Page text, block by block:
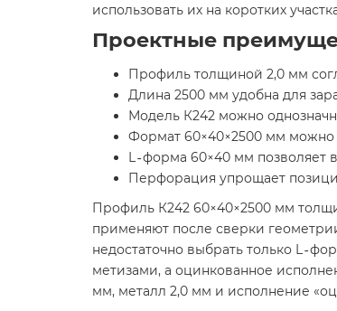
использовать их на коротких
Проектные
Профиль толщиной 2,0 мм
Длина 2500 мм удобна для
Модель К242 можно
Формат 60×40×2500 мм можно
L‑форма 60×40 мм позволяет
Перфорация упрощает
Профиль К242 60×40×2500 мм
применяют после сверки
недостаточно выбрать только
метизами, а оцинкованное
мм, металл 2,0 мм и исполнение